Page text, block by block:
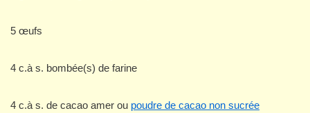
5 œufs
4 c.à s. bombée(s) de farine
4 c.à s. de cacao amer ou poudre de cacao non sucrée